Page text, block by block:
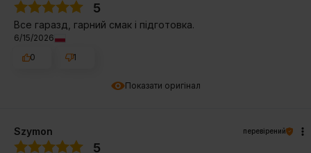
Показати оригінал
5
Все гаразд, гарний смак і підготовка.
6/15/2026
0
1
Szymon перевірений
5